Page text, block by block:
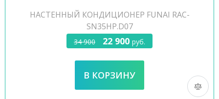
НАСТЕННЫЙ КОНДИЦИОНЕР FUNAI RAC-
SN35HP.D07
34 900 22 900 руб.